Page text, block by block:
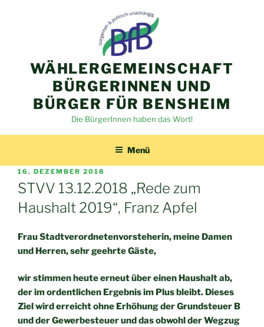
WÄHLERGEMEINSCHAFT
BÜRGERINNEN UND
BÜRGER FÜR BENSHEIM
Die BürgerInnen haben das Wort!
Menü
VERÖFFENTLICHT
AM
16. DEZEMBER 2018
STVV 13.12.2018 „Rede zum
Haushalt 2019“, Franz Apfel
Frau Stadtverordnetenvorsteherin, meine Damen
und Herren,sehr geehrte Gäste,
wir stimmen heute erneut über einen Haushalt ab,
der imordentlichen Ergebnis im Plus bleibt. Dieses
Ziel wird erreichtohne Erhöhung der Grundsteuer B
und der Gewerbesteuer und dasobwohl der Wegzug